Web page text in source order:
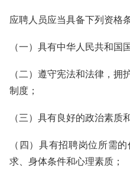
应聘人员应当具备下列资格
（一）具有中华人民共和国
（二）遵守宪法和法律，拥
制度；
（三）具有良好的政治素质
（四）具有招聘岗位所需
求、身体条件和心理素质；